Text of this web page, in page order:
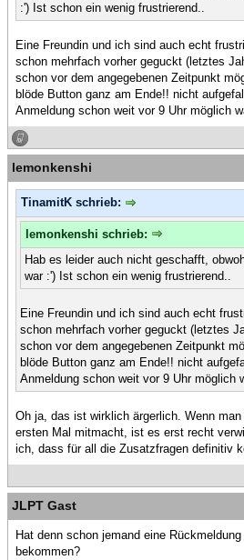
:') Ist schon ein wenig frustrierend..
Eine Freundin und ich sind auch echt
schon mehrfach vorher geguckt (letztes
schon vor dem angegebenen Zeitpunkt
blöde Button ganz am Ende!! nicht
Anmeldung schon weit vor 9 Uhr möglich
lemonkenshi
TinamitK schrieb:
lemonkenshi schrieb:
Hab es leider auch nicht geschafft,
war :') Ist schon ein wenig frustrierend..
Eine Freundin und ich sind auch echt
schon mehrfach vorher geguckt (letztes
schon vor dem angegebenen Zeitpunkt
blöde Button ganz am Ende!! nicht
Anmeldung schon weit vor 9 Uhr möglich
Oh ja, das ist wirklich ärgerlich. Wenn
ersten Mal mitmacht, ist es erst recht
ich, dass für all die Zusatzfragen definitiv
JLPT Gast
Hat denn schon jemand eine
bekommen?